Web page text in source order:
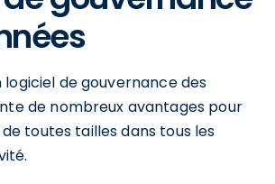
logiciel de gouvernance des
de nombreux avantages pour
toutes tailles dans tous les